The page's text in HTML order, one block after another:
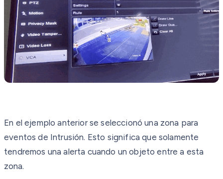
En el ejemplo anterior se seleccionó una zona para
eventos de Intrusión. Esto significa que solamente
tendremos una alerta cuando un objeto entre a esta
zona.